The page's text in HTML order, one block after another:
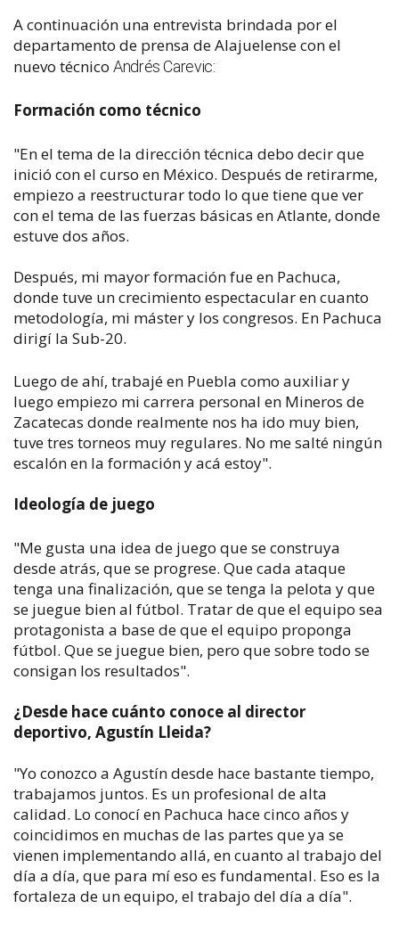
A continuación una entrevista brindada por el
departamento de prensa de Alajuelense con el
nuevo técnico Andrés Carevic:
Formación como técnico
"En el tema de la dirección técnica debo decir que
inició con el curso en México. Después de retirarme,
empiezo a reestructurar todo lo que tiene que ver
con el tema de las fuerzas básicas en Atlante, donde
estuve dos años.
Después, mi mayor formación fue en Pachuca,
donde tuve un crecimiento espectacular en cuanto
metodología, mi máster y los congresos. En Pachuca
dirigí la Sub-20.
Luego de ahí, trabajé en Puebla como auxiliar y
luego empiezo mi carrera personal en Mineros de
Zacatecas donde realmente nos ha ido muy bien,
tuve tres torneos muy regulares. No me salté ningún
escalón en la formación y acá estoy".
Ideología de juego
"Me gusta una idea de juego que se construya
desde atrás, que se progrese. Que cada ataque
tenga una finalización, que se tenga la pelota y que
se juegue bien al fútbol. Tratar de que el equipo sea
protagonista a base de que el equipo proponga
fútbol. Que se juegue bien, pero que sobre todo se
consigan los resultados".
¿Desde hace cuánto conoce al director
deportivo, Agustín Lleida?
"Yo conozco a Agustín desde hace bastante tiempo,
trabajamos juntos. Es un profesional de alta
calidad. Lo conocí en Pachuca hace cinco años y
coincidimos en muchas de las partes que ya se
vienen implementando allá, en cuanto al trabajo del
día a día, que para mí eso es fundamental. Eso es la
fortaleza de un equipo, el trabajo del día a día".